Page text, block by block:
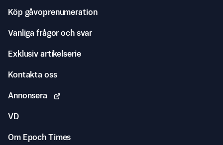
Köp gåvoprenumeration
Vanliga frågor och svar
Exklusiv artikelserie
Kontakta oss
Annonsera
VD
Om Epoch Times